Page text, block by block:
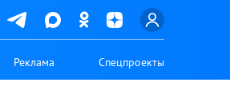
Реклама Спецпроекты